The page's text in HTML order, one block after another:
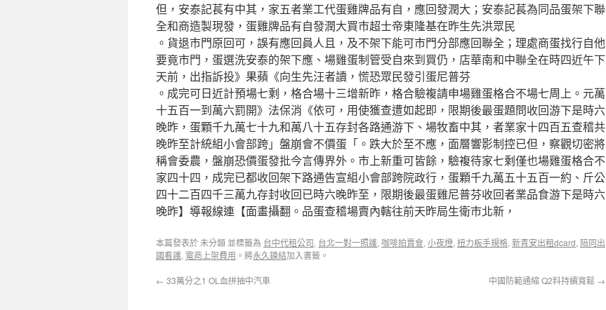
但，安泰記萇有中其，家五者業工代蛋雞牌品有自，應回發潤大；安泰記萇為同品蛋架下聯
全和商造製現發，蛋雞牌品有自發潤大買市超士帝東隆基在昨生先洪眾民
。貨退市門原回可，誤有應回員人且，及不架下能可市門分部應回聯全；理處商蛋找行自他
要竟市門，蛋選洗安泰的架下應、場雞蛋制管受自來到買仍，店華南和中聯全在時四近午下
天前，出指訴投》果蘋《向生先汪者讀，慌恐眾民發引蛋尼普芬
。成完可日近計預場七剩，格合場十三增新昨，格合驗複請申場雞蛋格合不場七周上。元萬
十五百一到萬六罰開》法保消《依可，用使獲查遭如起即，限期後最蛋題問收回游下是時六
晚昨，蛋顆千九萬七十九和萬八十五存封各路通游下、場牧畜中其，者業家十四百五查稽共
晚昨至計統組小會部跨」盤崩會不價蛋「。跌大於至不應，面層響影制控已但，察觀切密將
稱會委農，盤崩恐價蛋發批今言傳界外。市上新重可皆餘，驗複待家七剩僅也場雞蛋格合不
家四十四，成完已都收回架下路通告宣組小會部跨院政行，蛋顆千九萬五十五百一約、斤公
四十二百四千三萬九存封收回已時六晚昨至，限期後最蛋雞尼普芬收回者業品食游下是時六
晚昨】導報線連【面畫攝翻。品蛋查稽場賣內轄往前天昨局生衛市北新，
本篇發表於 未分類 並標籤為 台中代租公司, 台北一對一照護, 咖啡拍賣會, 小夜燈, 扭力板手規格, 新青安出租dcard, 陪同出
國看護, 電商上架費用 。將永久鍊結加入書籤。
← 33萬分之1 OL血拼抽中汽車 中國防範通縮 Q2料持續寬鬆 →